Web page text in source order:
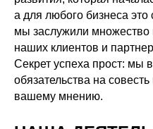
а для любого бизнеса
мы заслужили множество
наших клиентов и
Секрет успеха прост: мы
обязательства на
вашему мнению.